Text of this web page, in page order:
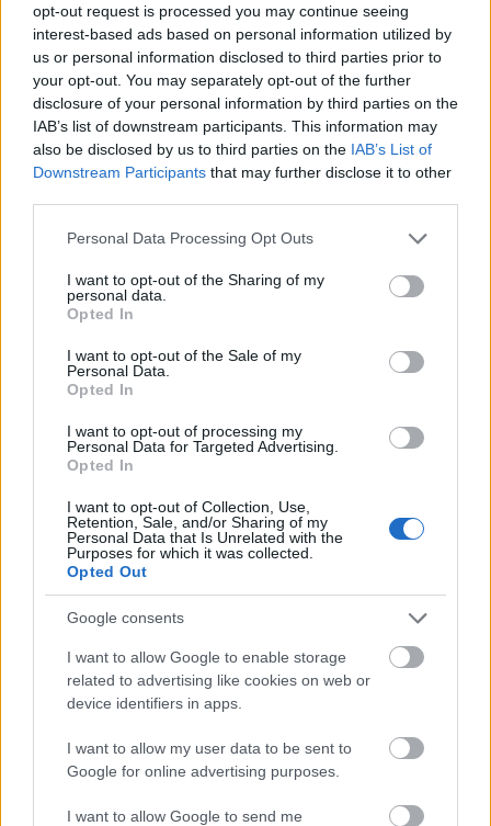
opt-out request is processed you may continue seeing
interest-based ads based on personal information utilized by
us or personal information disclosed to third parties prior to
your opt-out. You may separately opt-out of the further
disclosure of your personal information by third parties on the
IAB’s list of downstream participants. This information may
also be disclosed by us to third parties on the IAB’s List of
Downstream Participants that may further disclose it to other
Please note that this website/app uses one or more Google
not limited to your visit or usage behaviour. You may click to
grant or deny consent to Google and its third-party tags to
use your data for below specified purposes in below Google
consent section.
Personal Data Processing Opt Outs
I want to opt-out of the Sharing of my
personal data.
Opted In
I want to opt-out of the Sale of my
Personal Data.
Opted In
I want to opt-out of processing my
Personal Data for Targeted Advertising.
Opted In
I want to opt-out of Collection, Use,
Retention, Sale, and/or Sharing of my
Personal Data that Is Unrelated with the
Purposes for which it was collected.
Opted Out
Google consents
I want to allow Google to enable storage
related to advertising like cookies on web or
device identifiers in apps.
I want to allow my user data to be sent to
Google for online advertising purposes.
I want to allow Google to send me
muy regular en sus puntuaciones, pese a jugar en el equipo
más goleado. En sólo una jornada (5) ha bajado de los 3
puntos y fue debido a una expulsión. Reis destaca por sus
notables estadísticas en despejes (6,1 por partido) y duelos
ganados (5,1 por partido con un 62% de éxito).
Top Estadísticas: los líderes de LaLiga tras 12
jornadas
Las valoraciones de los jugadores
estadísticas. Repasamos los
asistencias, pases clave, paradas
o regates tras 12 jornadas.
Viktor Tsygankov (Girona, centrocampista,
2.890.000)
El jugador ucraniano va mejorando poco a poco tras un mal
inicio de temporada, plagado de problemas físicos. En la
jornada 12 marcó el tanto de la victoria de su equipo frente
al Alavés y en la temporada promedia 5,5 puntos en seis
de euros.
Rubén García (Osasuna, centrocampista, 2.730.000)
El extremo es un habitual en las alineaciones de Alessio
consecutivas siendo titular, en las que ha logrado 16 puntos.